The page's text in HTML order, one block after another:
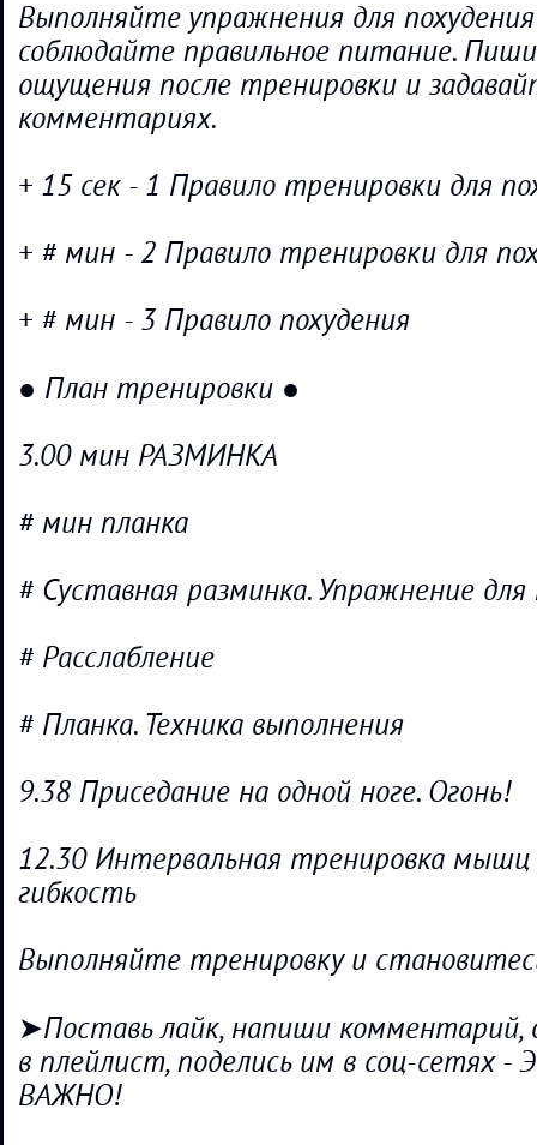
Выполняйте упражнения для
соблюдайте правильное питание.
ощущения после тренировки и
комментариях.
+ 15 сек - 1 Правило тренировки для
+ # мин - 2 Правило тренировки для
+ # мин - 3 Правило похудения
● План тренировки ●
3.00 мин РАЗМИНКА
# мин планка
# Суставная разминка. Упражнение
# Расслабление
# Планка. Техника выполнения
9.38 Приседание на одной ноге. Огонь!
12.30 Интервальная тренировка мышц
гибкость
Выполняйте тренировку и
➤Поставь лайк, напиши комментарий,
в плейлист, поделись им в соц-сетях -
ВАЖНО!